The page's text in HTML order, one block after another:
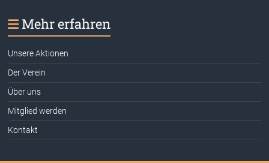
Mehr erfahren
Unsere Aktionen
Der Verein
Über uns
Mitglied werden
Kontakt